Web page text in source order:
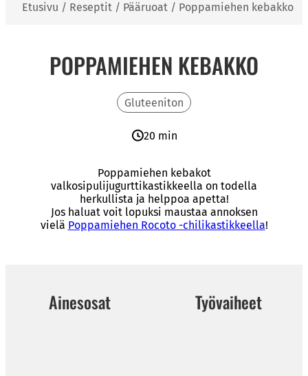
Etusivu / Reseptit / Pääruoat / Poppamiehen kebakko
POPPAMIEHEN KEBAKKO
Gluteeniton
20 min
Poppamiehen kebakot
valkosipulijugurttikastikkeella on todella
herkullista ja helppoa apetta!
Jos haluat voit lopuksi maustaa annoksen
vielä Poppamiehen Rocoto -chilikastikkeella!
Ainesosat Työvaiheet